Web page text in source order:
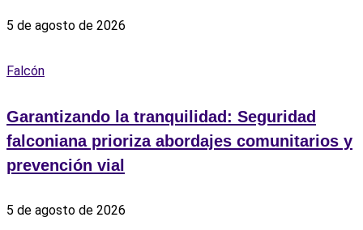
5 de agosto de 2026
Falcón
Garantizando la tranquilidad: Seguridad
falconiana prioriza abordajes comunitarios y
prevención vial
5 de agosto de 2026